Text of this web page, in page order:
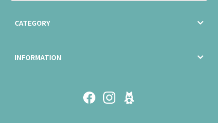
CATEGORY
INFORMATION